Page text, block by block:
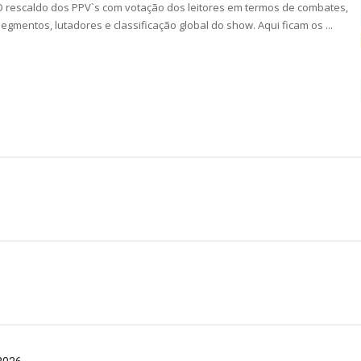
no México revelado
propostas após saída da WWE e pondera
responde a críticas e deixa aviso claro aos
Bully Ray critica promo de Big Cass e sugere
rescaldo dos PPV`s com votação dos leitores em termos de combates,
lutadores e classificação global do show. Aqui ficam os ...